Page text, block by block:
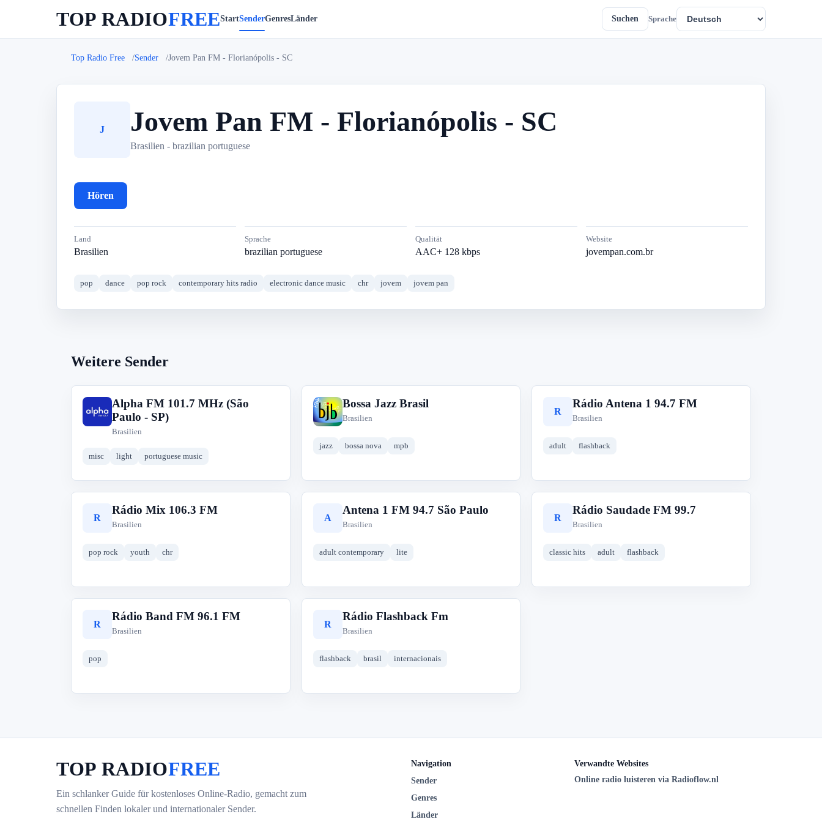
TOP RADIOFREEStartSenderGenresLänder Suchen Sprache
Top Radio Free Sender Jovem Pan FM - Florianópolis - SC
J Jovem Pan FM - Florianópolis - SC
Brasilien - brazilian portuguese
Hören
Land
Brasilien
Sprache
brazilian portuguese
Qualität
AAC+ 128 kbps
Website
jovempan.com.br
pop dance pop rock contemporary hits radio electronic dance music chr jovem jovem pan
Weitere Sender
A
Alpha FM 101.7 MHz (São
Paulo - SP)
Brasilien
misc light portuguese music
B
Bossa Jazz Brasil
Brasilien
jazz bossa nova mpb
R
Rádio Antena 1 94.7 FM
Brasilien
adult flashback
R
Rádio Mix 106.3 FM
Brasilien
pop rock youth chr
A
Antena 1 FM 94.7 São Paulo
Brasilien
adult contemporary lite
R
Rádio Saudade FM 99.7
Brasilien
classic hits adult flashback
R
Rádio Band FM 96.1 FM
Brasilien
pop
R
Rádio Flashback Fm
Brasilien
flashback brasil internacionais
TOP RADIOFREE
Ein schlanker Guide für kostenloses Online-Radio, gemacht zum
schnellen Finden lokaler und internationaler Sender.
Navigation
Sender
Genres
Länder
Verwandte Websites
Online radio luisteren via Radioflow.nl